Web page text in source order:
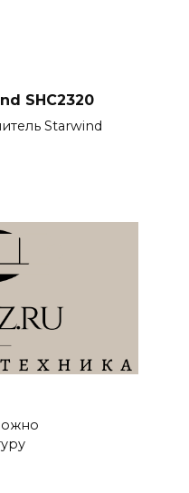
SHC2320
Starwind